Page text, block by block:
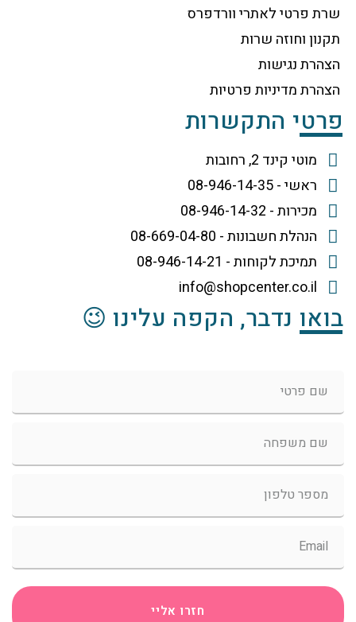
שרת פרטי לאתרי וורדפרס
תקנון וחוזה שרות
הצהרת נגישות
הצהרת מדיניות פרטיות
פרטי התקשרות
מוטי קינד 2, רחובות
ראשי - 08-946-14-35
מכירות - 08-946-14-32
הנהלת חשבונות - 08-669-04-80
תמיכת לקוחות - 08-946-14-21
info@shopcenter.co.il
בואו נדבר, הקפה עלינו 😉
חזרו אליי